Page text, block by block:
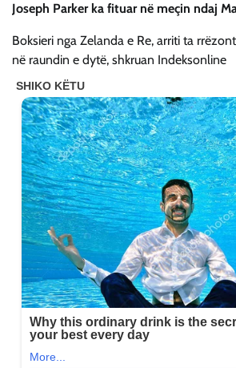
Joseph Parker ka fituar në meçin ndaj
Boksieri nga Zelanda e Re, arriti ta
në raundin e dytë, shkruan Indeksonline